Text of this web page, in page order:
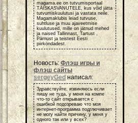
magama.ee on tutvumisportaal
TÄISKASVANUTELE, kus võid jätta
tutvumiskuulutusi ja vastata neile.
Magamaklubis leiad tutvuse,
suhtluse ja muu ajaveetmise
kuulutused, mille on jätnud mehed
ja naised Tallinnast, Tartust ,
Pärnust ja teistest Eesti
piirkondadest.
Новость: Флэш игры и
флэш сайты
sergeyGed написал:
Здравствуйте, извиняюсь если
пишу не туда, у меня на компе
что-то сайт открывается с
ошибкой подозреваю что моя
интернет-программа подглючивает
не могу найти причину, у меня у
одного так или у всех?